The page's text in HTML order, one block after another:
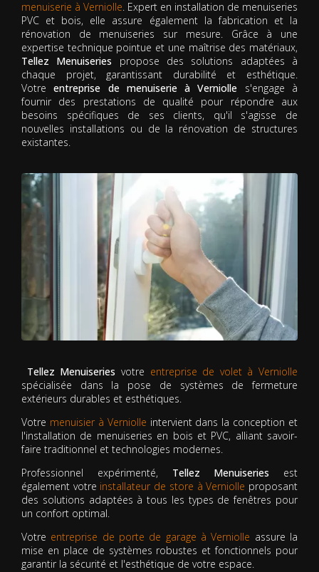
menuiserie à Verniolle. Expert en installation de menuiseries
PVC et bois, elle assure également la fabrication et la
rénovation de menuiseries sur mesure. Grâce à une
expertise technique pointue et une maîtrise des matériaux,
Tellez Menuiseries propose des solutions adaptées à
chaque projet, garantissant durabilité et esthétique.
Votreentreprise de menuiserie à Verniolle s'engage à
fournir des prestations de qualité pour répondre aux
besoins spécifiques de ses clients, qu'il s'agisse de
nouvelles installations ou de la rénovation de structures
existantes.
Tellez Menuiseries votre entreprise de volet à Verniolle
spécialisée dans la pose de systèmes de fermeture
extérieurs durables et esthétiques.
Votre menuisier à Verniolle intervient dans la conception et
l'installation de menuiseries en bois et PVC, alliant savoir-
faire traditionnel et technologies modernes.
Professionnel expérimenté, Tellez Menuiseries est
également votre installateur de store à Verniolle proposant
des solutions adaptées à tous les types de fenêtres pour
un confort optimal.
Votre entreprise de porte de garage à Verniolle assure la
mise en place de systèmes robustes et fonctionnels pour
garantir la sécurité et l'esthétique de votre espace.